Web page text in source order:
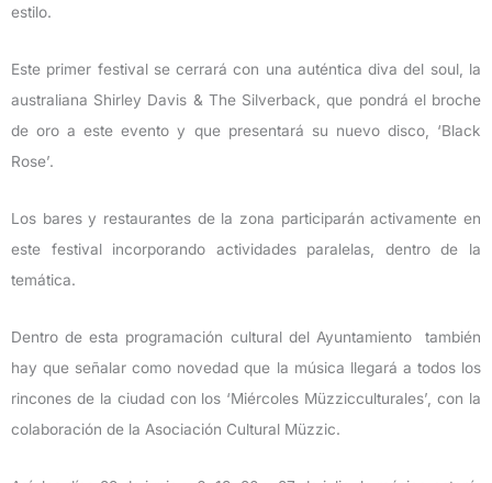
estilo.
Este primer festival se cerrará con una auténtica diva del soul, la
australiana Shirley Davis & The Silverback, que pondrá el broche
de oro a este evento y que presentará su nuevo disco, ‘Black
Rose’.
Los bares y restaurantes de la zona participarán activamente en
este festival incorporando actividades paralelas, dentro de la
temática.
Dentro de esta programación cultural del Ayuntamiento también
hay que señalar como novedad que la música llegará a todos los
rincones de la ciudad con los ‘Miércoles Müzzicculturales’, con la
colaboración de la Asociación Cultural Müzzic.